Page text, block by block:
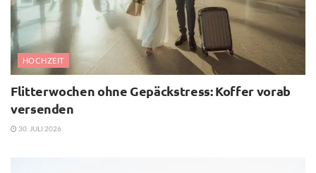
HOCHZEIT
Flitterwochen ohne Gepäckstress: Koffer vorab
versenden
30. JULI 2026